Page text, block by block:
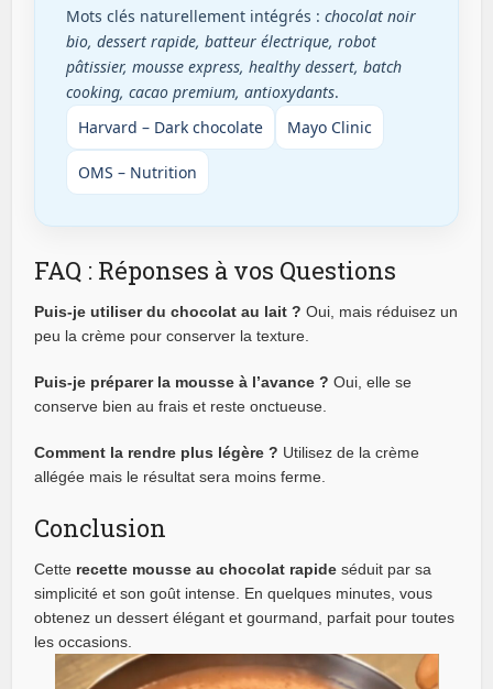
Mots clés naturellement intégrés :chocolat noir
bio, dessert rapide, batteur électrique, robot
pâtissier, mousse express, healthy dessert, batch
cooking, cacao premium, antioxydants.
Harvard – Dark chocolate
Mayo Clinic
OMS – Nutrition
FAQ : Réponses à vos Questions
Puis-je utiliser du chocolat au lait ? Oui, mais réduisez un
peu la crème pour conserver la texture.
Puis-je préparer la mousse à l’avance ? Oui, elle se
conserve bien au frais et reste onctueuse.
Comment la rendre plus légère ? Utilisez de la crème
allégée mais le résultat sera moins ferme.
Conclusion
Cette recette mousse au chocolat rapide séduit par sa
simplicité et son goût intense. En quelques minutes, vous
obtenez un dessert élégant et gourmand, parfait pour toutes
les occasions.